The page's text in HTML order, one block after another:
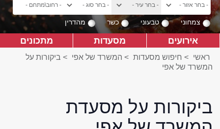
צמחוני טבעוני כשר מהדרין
אירועים מסעדות מתכונים
ראשי > חיפוש מסעדות > המשרד של אפי > ביקורות על
המשרד של אפי
ביקורות על מסעדת